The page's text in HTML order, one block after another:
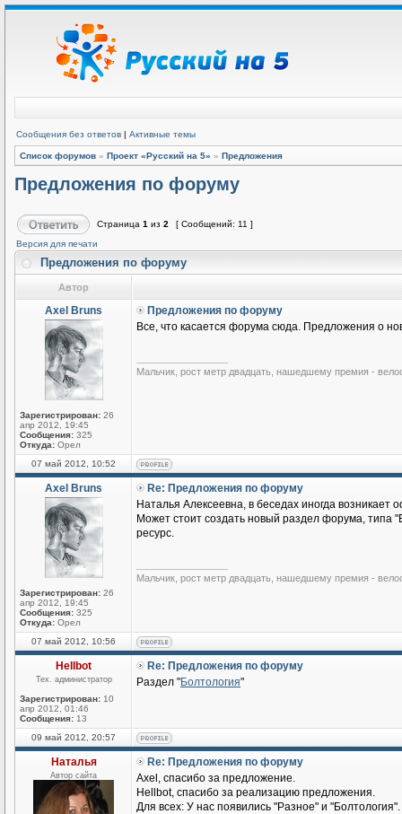
Сообщения без ответов | Активные темы
Список форумов » Проект «Русский на 5» » Предложения
Предложения по форуму
Страница 1 из 2
[ Сообщений: 11 ]
Версия для печати
Предложения по форуму
Автор
Axel Bruns
Зарегистрирован: 26
апр 2012, 19:45
Сообщения: 325
Откуда: Орел
Предложения по форуму
Все, что касается форума сюда. Предложения о
Мальчик, рост метр двадцать, нашедшему премия -
07 май 2012, 10:52
Axel Bruns
Зарегистрирован: 26
апр 2012, 19:45
Сообщения: 325
Откуда: Орел
Re: Предложения по форуму
Наталья Алексеевна, в беседах иногда
Может стоит создать новый раздел форума, типа
ресурс.
Мальчик, рост метр двадцать, нашедшему премия -
07 май 2012, 10:56
Hellbot
Тех. администратор
Зарегистрирован: 10
апр 2012, 01:46
Сообщения: 13
Re: Предложения по форуму
Раздел "Болтология"
09 май 2012, 20:57
Наталья
Автор сайта
Re: Предложения по форуму
Axel, спасибо за предложение.
Hellbot, спасибо за реализацию предложения.
Для всех: У нас появились "Разное" и "Болтология".